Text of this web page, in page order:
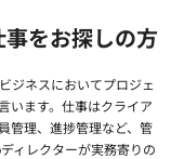
をお探しの方
ジネスにおいてプロジェ
います。仕事はクライア
管理、進捗管理など、管
ィレクターが実務寄りの